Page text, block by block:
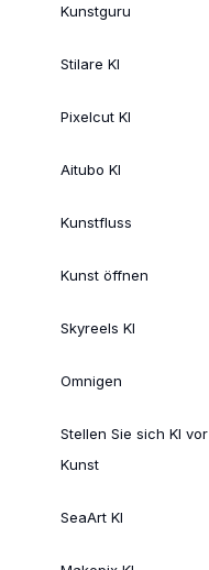
Kunstguru
Stilare KI
Pixelcut KI
Aitubo KI
Kunstfluss
Kunst öffnen
Skyreels KI
Omnigen
Stellen Sie sich KI vor
Kunst
SeaArt KI